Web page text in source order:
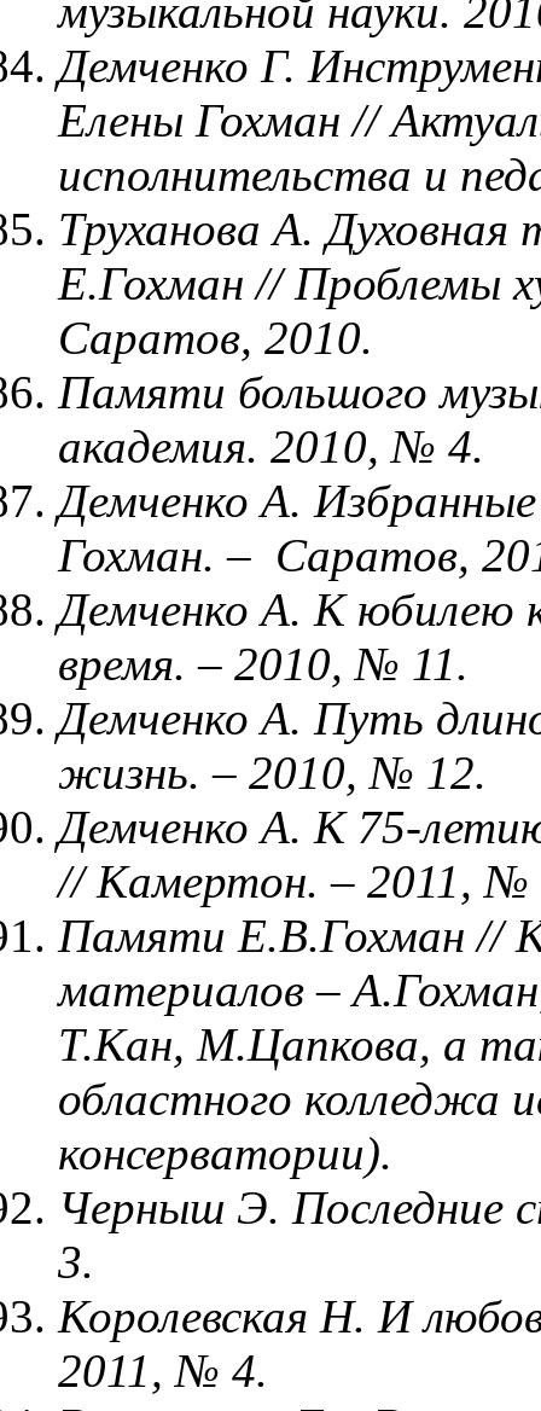
музыкальной науки.
Демченко Г.
Елены Гохман //
исполнительства и
Труханова А.
Е.Гохман // Проблемы
Саратов, 2010.
Памяти большого
академия. 2010, № 4.
Демченко А.
Гохман. – Саратов,
Демченко А. К юбилею
время. – 2010, № 11.
Демченко А. Путь
жизнь. – 2010, № 12.
Демченко А. К 75-
// Камертон. – 2011, №
Памяти Е.В.Гохман //
материалов –
Т.Кан, М.Цапкова, а
областного колледжа
консерватории).
Черныш Э. Последние
3.
Королевская Н. И
2011, № 4.